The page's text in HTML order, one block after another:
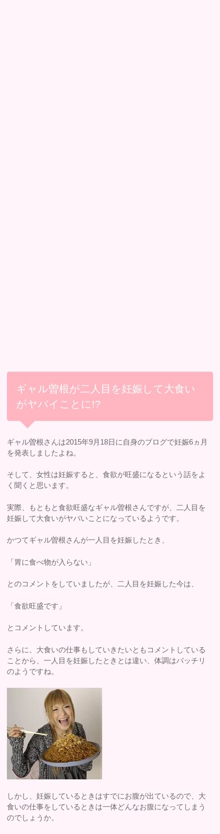
ギャル曽根が二人目を妊娠して大食い
がヤバイことに!?
ギャル曽根さんは2015年9月18日に自身のブログで妊娠6ヵ月
を発表しましたよね。
そして、女性は妊娠すると、食欲が旺盛になるという話をよ
く聞くと思います。
実際、もともと食欲旺盛なギャル曽根さんですが、二人目を
妊娠して大食いがヤバいことになっているようです。
かつてギャル曽根さんが一人目を妊娠したとき、
「胃に食べ物が入らない」
とのコメントをしていましたが、二人目を妊娠した今は、
「食欲旺盛です」
とコメントしています。
さらに、大食いの仕事もしていきたいともコメントしている
ことから、一人目を妊娠したときとは違い、体調はバッチリ
のようですね。
しかし、妊娠しているときはすでにお腹が出ているので、大
食いの仕事をしているときは一体どんなお腹になってしまう
のでしょうか。